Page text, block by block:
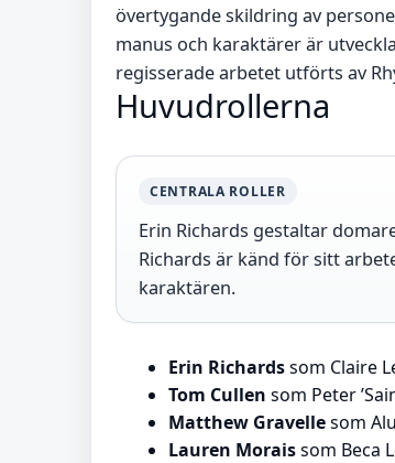
övertygande skildring av
manus och karaktärer är
regisserade arbetet utförts av
Huvudrollerna
CENTRALA ROLLER
Erin Richards gestaltar
Richards är känd för sitt
karaktären.
Erin Richardssom Claire
Tom Cullen som Peter
Matthew Gravellesom
Lauren Moraissom Beca